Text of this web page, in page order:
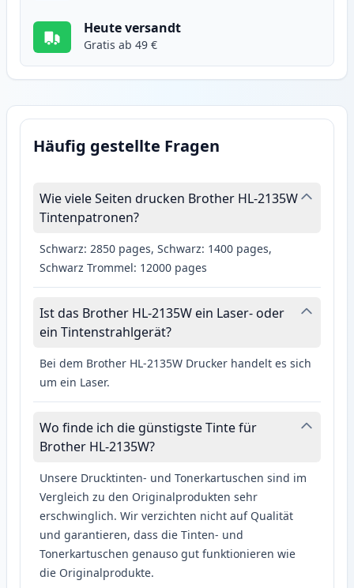
Heute versandt
Gratis ab 49 €
Häufig gestellte Fragen
Wie viele Seiten drucken Brother HL-2135W
Tintenpatronen?
Schwarz: 2850 pages, Schwarz: 1400 pages,
Schwarz Trommel: 12000 pages
Ist das Brother HL-2135W ein Laser- oder
ein Tintenstrahlgerät?
Bei dem Brother HL-2135W Drucker handelt es sich
um ein Laser.
Wo finde ich die günstigste Tinte für
Brother HL-2135W?
Unsere Drucktinten- und Tonerkartuschen sind im
Vergleich zu den Originalprodukten sehr
erschwinglich. Wir verzichten nicht auf Qualität
und garantieren, dass die Tinten- und
Tonerkartuschen genauso gut funktionieren wie
die Originalprodukte.